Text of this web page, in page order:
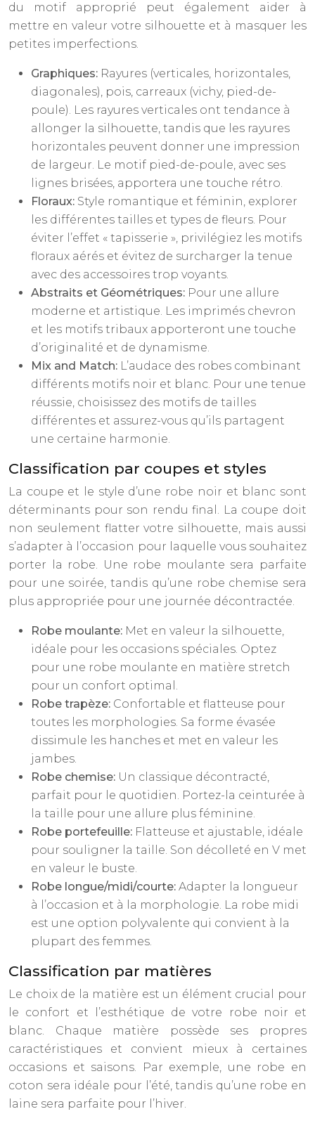
du motif approprié peut également aider à
mettre en valeur votre silhouette et à masquer les
petites imperfections.
Graphiques: Rayures (verticales, horizontales,
diagonales), pois, carreaux (vichy, pied-de-
poule). Les rayures verticales ont tendance à
allonger la silhouette, tandis que les rayures
horizontales peuvent donner une impression
de largeur. Le motif pied-de-poule, avec ses
lignes brisées, apportera une touche rétro.
Floraux: Style romantique et féminin, explorer
les différentes tailles et types de fleurs. Pour
éviter l’effet « tapisserie », privilégiez les motifs
floraux aérés et évitez de surcharger la tenue
avec des accessoires trop voyants.
Abstraits et Géométriques: Pour une allure
moderne et artistique. Les imprimés chevron
et les motifs tribaux apporteront une touche
d’originalité et de dynamisme.
Mix and Match: L’audace des robes combinant
différents motifs noir et blanc. Pour une tenue
réussie, choisissez des motifs de tailles
différentes et assurez-vous qu’ils partagent
une certaine harmonie.
Classification par coupes et styles
La coupe et le style d’une robe noir et blanc sont
déterminants pour son rendu final. La coupe doit
non seulement flatter votre silhouette, mais aussi
s’adapter à l’occasion pour laquelle vous souhaitez
porter la robe. Une robe moulante sera parfaite
pour une soirée, tandis qu’une robe chemise sera
plus appropriée pour une journée décontractée.
Robe moulante: Met en valeur la silhouette,
idéale pour les occasions spéciales. Optez
pour une robe moulante en matière stretch
pour un confort optimal.
Robe trapèze: Confortable et flatteuse pour
toutes les morphologies. Sa forme évasée
dissimule les hanches et met en valeur les
jambes.
Robe chemise: Un classique décontracté,
parfait pour le quotidien. Portez-la ceinturée à
la taille pour une allure plus féminine.
Robe portefeuille: Flatteuse et ajustable, idéale
pour souligner la taille. Son décolleté en V met
en valeur le buste.
Robe longue/midi/courte: Adapter la longueur
à l’occasion et à la morphologie. La robe midi
est une option polyvalente qui convient à la
plupart des femmes.
Classification par matières
Le choix de la matière est un élément crucial pour
le confort et l’esthétique de votre robe noir et
blanc. Chaque matière possède ses propres
caractéristiques et convient mieux à certaines
occasions et saisons. Par exemple, une robe en
coton sera idéale pour l’été, tandis qu’une robe en
laine sera parfaite pour l’hiver.